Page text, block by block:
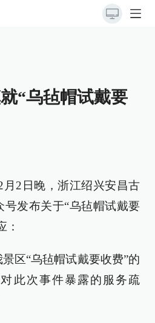
“乌毡帽试戴要
月2日晚，浙江绍兴安昌古
发布关于“乌毡帽试戴要
：
区“乌毡帽试戴要收费”的
此次事件暴露的服务疏